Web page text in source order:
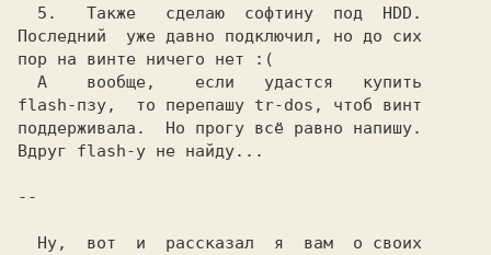
5. Также   сделаю
Последний  уже давно подключил, но до сих
пор на винте ничего нет
:(
flash-пзу, то перепашу tr-dos, чтоб винт
поддерживала.  Но прогу всё равно напишу.
Вдруг flash-у не найду...
--